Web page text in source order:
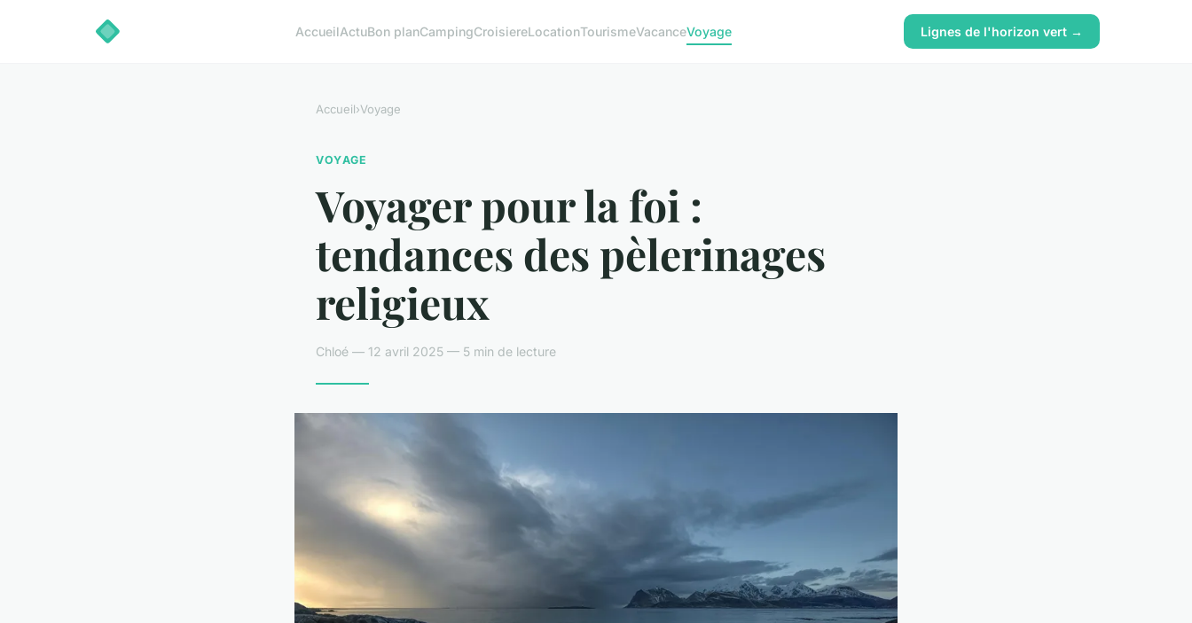
AccueilActuBon planCampingCroisiereLocationTourismeVacanceVoyage Lignes de l'horizon vert →
Accueil›Voyage
VOYAGE
Voyager pour la foi :
tendances des pèlerinages
religieux
Chloé — 12 avril 2025 — 5 min de lecture